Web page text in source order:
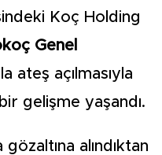
Koç Holding
Genel
ateş açılmasıyla
gelişme yaşandı.
alındıktan